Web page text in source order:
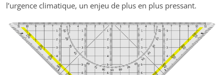
l’urgence climatique, un enjeu de plus en plus pressant.